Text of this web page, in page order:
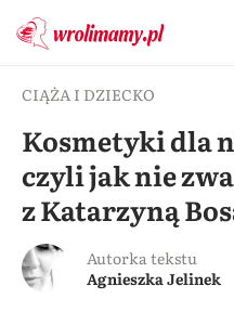
CIĄŻA I DZIECKO
Kosmetyki dla
czyli jak nie
z Katarzyną
Autorka tekstu
Agnieszka Jelinek